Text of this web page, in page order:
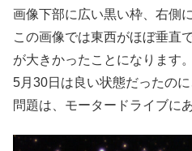
画像下部に広い黒い枠、右側
この画像では東西がほぼ垂直
が大きかったことになります。
5月30日は良い状態だったのに
問題は、モータードライブに